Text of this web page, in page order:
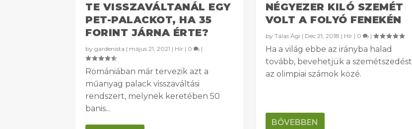
TE VISSZAVÁLTANÁL EGY
PET-PALACKOT, HA 35
FORINT JÁRNA ÉRTE?
by gardenista | május 21, 2021 | Hír | 0 |
Romániában már tervezik azt a
műanyag palack visszaváltási
rendszert, melynek keretében 50
banis...
NÉGYEZER KILÓ SZEMÉT
VOLT A FOLYÓ FENEKÉN
by Tálas Ági | Dec 21, 2018 | Hír| 0 |
Ha a világ ebbe az irányba halad
tovább, bevehetjük a szemétszedést
az olimpiai számok közé.
BŐVEBBEN